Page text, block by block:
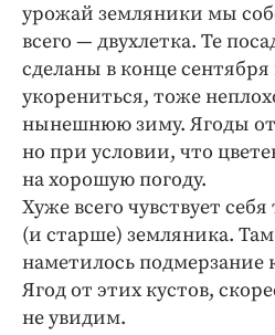
урожай земляники мы
всего — двухлетка. Те
сделаны в конце
укорениться, тоже
нынешнюю зиму. Ягоды от
но при условии, что
на хорошую погоду.
Хуже всего чувствует
(и старше) земляника.
наметилось подмерзание
Ягод от этих кустов,
не увидим.